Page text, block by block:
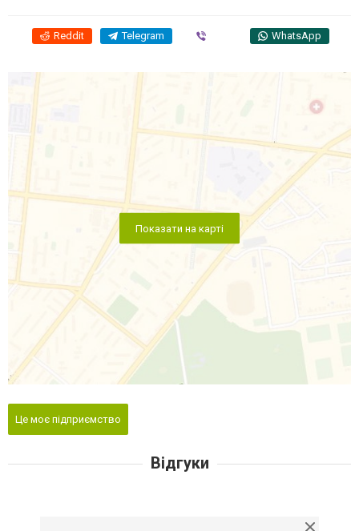
Reddit Telegram WhatsApp
Показати на карті
Це моє підприємство
Відгуки